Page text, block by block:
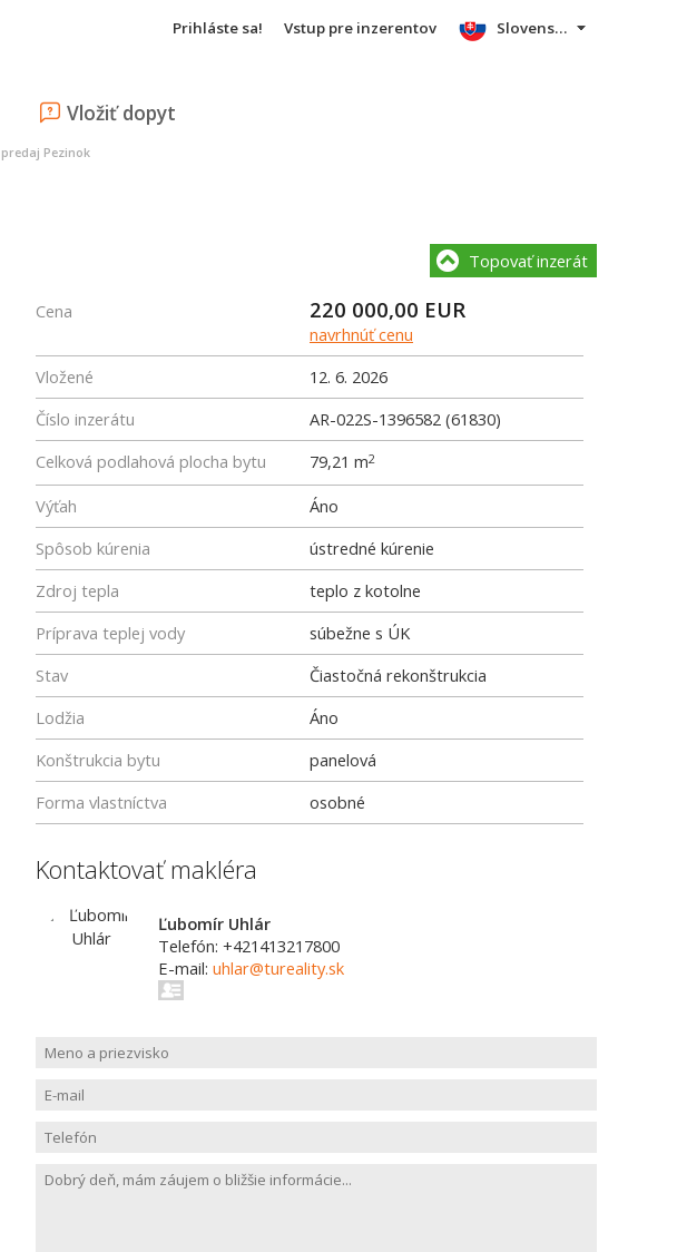
Prihláste sa! Vstup pre inzerentov
Vložiť dopyt
Slovensky
Pezinok
Topovať inzerát
Cena 220 000,00 EUR
navrhnúť cenu
Vložené
12. 6. 2026
Číslo inzerátu
AR-022S-1396582 (61830)
Celková podlahová plocha bytu
79,21 m2
Výťah
Áno
Spôsob kúrenia
ústredné kúrenie
Zdroj tepla
teplo z kotolne
Príprava teplej vody
súbežne s ÚK
Stav
Čiastočná rekonštrukcia
Lodžia
Áno
Konštrukcia bytu
panelová
Forma vlastníctva
osobné
Kontaktovať makléra
Ľubomír Uhlár
Telefón: +421413217800
E-mail: uhlar@tureality.sk